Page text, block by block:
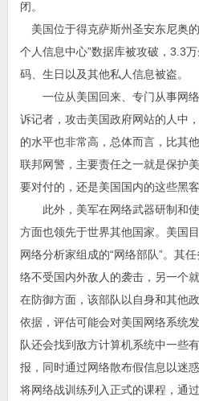
闭。
美国位于得克萨斯州圣安东尼奥
个人信息中心”数据库被攻破，3.3
码、生日以及其他私人信息被盗。
一位从美国回来、专门从事网络
诉记者，攻击美国政府网站的人中
的水平也非常高，总体而言，比其
联邦网警，主要责任之一就是保护
要对付的，还是美国国内的这些黑客
此外，美军在网络武器研制和使
方面也领先于世界其他国家。美国
网络分析家组成的“网络部队”。其
络不受国内外敌人的袭击，另一个
在防御方面，该部队以自身和其他
依据，评估可能会对美国网络系统
队还会找到敌方计算机系统中一些
报，同时通过网络散布假信息以迷
将网络战训练列入正式的课程，通